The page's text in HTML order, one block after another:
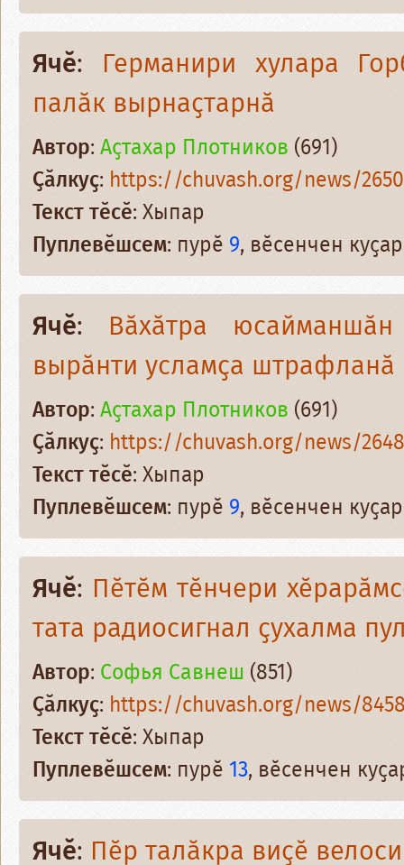
Ячӗ: Германири хулара
палӑк вырнаҫтарнӑ
Автор:Аҫтахар Плотников (691)
Ҫӑлкуҫ: https://chuvash.org/news/
Текст тӗсӗ: Хыпар
Пуплевӗшсем: пурӗ 9, вӗсенчен
Ячӗ: Вӑхӑтра
вырӑнти усламҫа штрафланӑ
Автор:Аҫтахар Плотников (691)
Ҫӑлкуҫ: https://chuvash.org/news/
Текст тӗсӗ: Хыпар
Пуплевӗшсем: пурӗ 9, вӗсенчен
Ячӗ: Пӗтӗм тӗнчери
тата радиосигнал ҫухалма
Автор: Софья Савнеш (851)
Ҫӑлкуҫ: https://chuvash.org/news/
Текст тӗсӗ: Хыпар
Пуплевӗшсем: пурӗ 13, вӗсенчен
Ячӗ: Пӗр талӑкра виҫӗ